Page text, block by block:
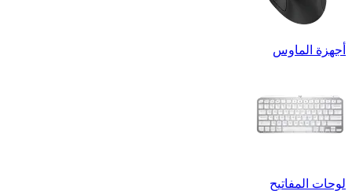
أجهزة الماوس
لوحات المفاتيح